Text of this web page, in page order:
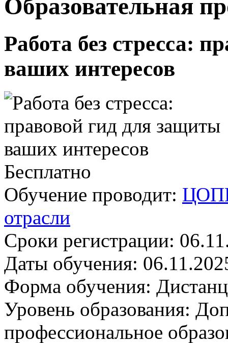
Образовательная
Работа без стресса:
ваших интересов
Бесплатно
Обучение проводит:
отрасли
Сроки регистрации:
Даты обучения:
Форма обучения:
Уровень образования:
профессиональное